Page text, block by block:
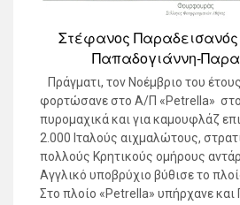
Στέφανος
Παπαδογιάννη-
Πράγματι, τον Νοέμβριο του
φορτώσανε στο Α/Π «Petrella» στο
πυρομαχικά και για καμουφλάζ
2.000 Ιταλούς αιχμαλώτους,
πολλούς Κρητικούς ομήρους
Αγγλικό υποβρύχιο βύθισε το
Στο πλοίο «Petrella» υπήρχανε και